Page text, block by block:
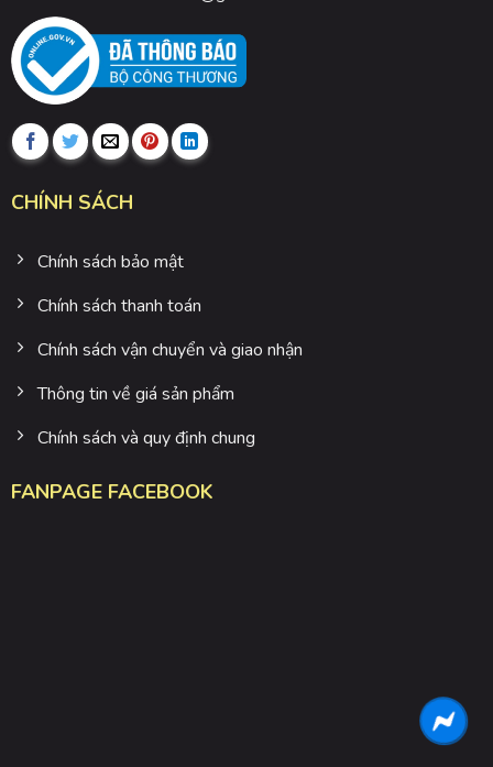
CHÍNH SÁCH
Chính sách bảo mật
Chính sách thanh toán
Chính sách vận chuyển và giao nhận
Thông tin về giá sản phẩm
Chính sách và quy định chung
FANPAGE FACEBOOK